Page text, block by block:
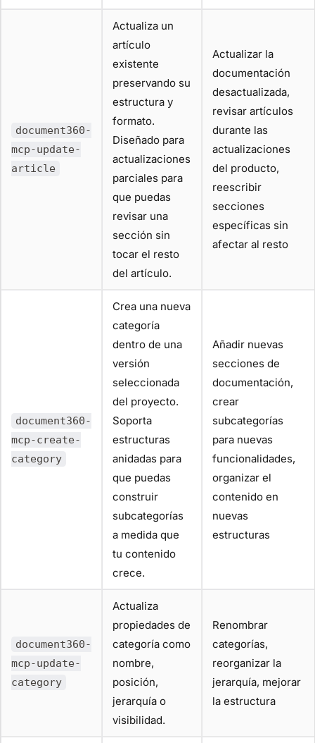
document360-
mcp-update-
article
Actualiza un
artículo
existente
preservando su
estructura y
formato.
Diseñado para
actualizaciones
parciales para
que puedas
revisar una
sección sin
tocar el resto
del artículo.
Actualizar la
documentación
desactualizada,
revisar artículos
durante las
actualizaciones
del producto,
reescribir
secciones
específicas sin
afectar al resto
document360-
mcp-create-
category
Crea una nueva
categoría
dentro de una
versión
seleccionada
del proyecto.
Soporta
estructuras
anidadas para
que puedas
construir
subcategorías
a medida que
tu contenido
crece.
Añadir nuevas
secciones de
documentación,
crear
subcategorías
para nuevas
funcionalidades,
organizar el
contenido en
nuevas
estructuras
document360-
mcp-update-
category
Actualiza
propiedades de
categoría como
nombre,
posición,
jerarquía o
visibilidad.
Renombrar
categorías,
reorganizar la
jerarquía, mejorar
la estructura